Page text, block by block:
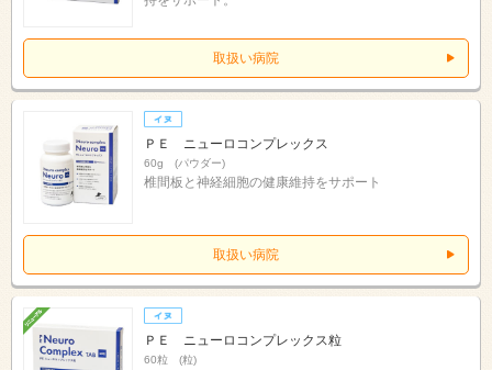
取扱い病院
ＰＥ ニューロコンプレックス
60g (パウダー)
椎間板と神経細胞の健康維持をサポート
取扱い病院
ＰＥ ニューロコンプレックス粒
60粒 (粒)